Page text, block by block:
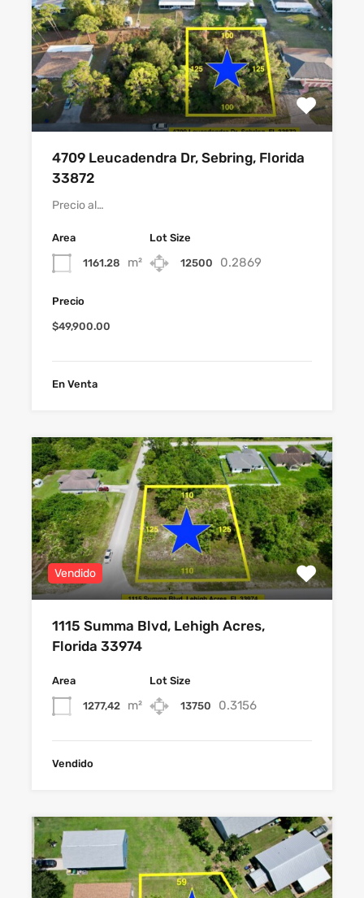
4709 Leucadendra Dr, Sebring, Florida
33872
Precio al…
Area
1161.28 m²
Lot Size
12500 0.2869
Precio
$49,900.00
En Venta
Vendido
1115 Summa Blvd, Lehigh Acres,
Florida 33974
Area
1277,42 m²
Lot Size
13750 0.3156
Vendido